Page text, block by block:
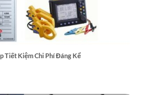
Tiết Kiệm Chi Phí Đáng Kể